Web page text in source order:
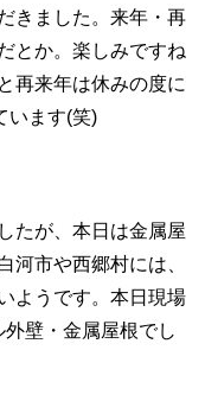
きました。来年・再
とか。楽しみですね
再来年は休みの度に
います(笑)
たが、本日は金属屋
河市や西郷村には、
ようです。本日現場
壁・金属屋根でし